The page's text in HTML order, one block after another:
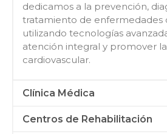
dedicamos a la prevención,
tratamiento de enfermedades
utilizando tecnologías
atención integral y promover
cardiovascular.
Clínica Médica
Centros de Rehabilitación